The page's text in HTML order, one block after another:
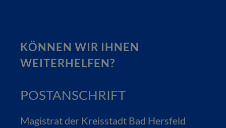
KÖNNEN WIR IHNEN
WEITERHELFEN?
POSTANSCHRIFT
Magistrat der Kreisstadt Bad Hersfeld